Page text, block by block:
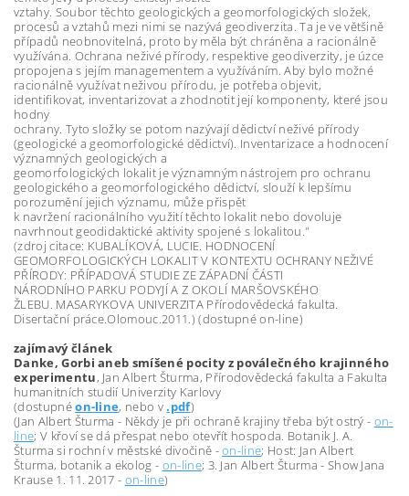
vztahy. Soubor těchto geologických a geomorfologických složek,
procesů a vztahů mezi nimi se nazývá geodiverzita. Ta je ve většině
případů neobnovitelná, proto by měla být chráněna a racionálně
využívána. Ochrana neživé přírody, respektive geodiverzity, je úzce
propojena s jejím managementem a využíváním. Aby bylo možné
racionálně využívat neživou přírodu, je potřeba objevit,
identifikovat, inventarizovat a zhodnotit její komponenty, které jsou
hodny
ochrany. Tyto složky se potom nazývají dědictví neživé přírody
(geologické a geomorfologické dědictví). Inventarizace a hodnocení
významných geologických a
geomorfologických lokalit je významným nástrojem pro ochranu
geologického a geomorfologického dědictví, slouží k lepšímu
porozumění jejich významu, může přispět
k navržení racionálního využití těchto lokalit nebo dovoluje
navrhnout geodidaktické aktivity spojené s lokalitou."
(zdroj citace: KUBALÍKOVÁ, LUCIE. HODNOCENÍ
GEOMORFOLOGICKÝCH LOKALIT V KONTEXTU OCHRANY NEŽIVÉ
PŘÍRODY: PŘÍPADOVÁ STUDIE ZE ZÁPADNÍ ČÁSTI
NÁRODNÍHO PARKU PODYJÍ A Z OKOLÍ MARŠOVSKÉHO
ŽLEBU. MASARYKOVA UNIVERZITA Přírodovědecká fakulta.
Disertační práce.Olomouc.2011.) (dostupné on-line)
zajímavý článek
Danke, Gorbi aneb smíšené pocity z poválečného krajinného
experimentu, Jan Albert Šturma, Přírodovědecká fakulta a Fakulta
humanitních studií Univerzity Karlovy
(dostupnéon-line, nebo v.pdf)
(Jan Albert Šturma - Někdy je při ochraně krajiny třeba být ostrý - on-
line; V křoví se dá přespat nebo otevřít hospoda. Botanik J. A.
Šturma si rochní v městské divočině -on-line; Host: Jan Albert
Šturma, botanik a ekolog - on-line; 3. Jan Albert Šturma - Show Jana
Krause 1. 11. 2017 - on-line)